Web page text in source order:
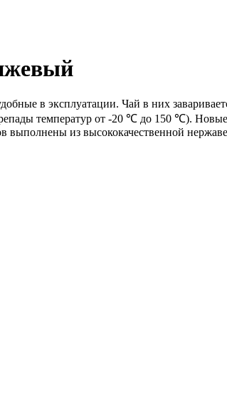
в эксплуатации. Чай в них
температур от -20 ℃ до 150 ℃).
выполнены из высококачественной